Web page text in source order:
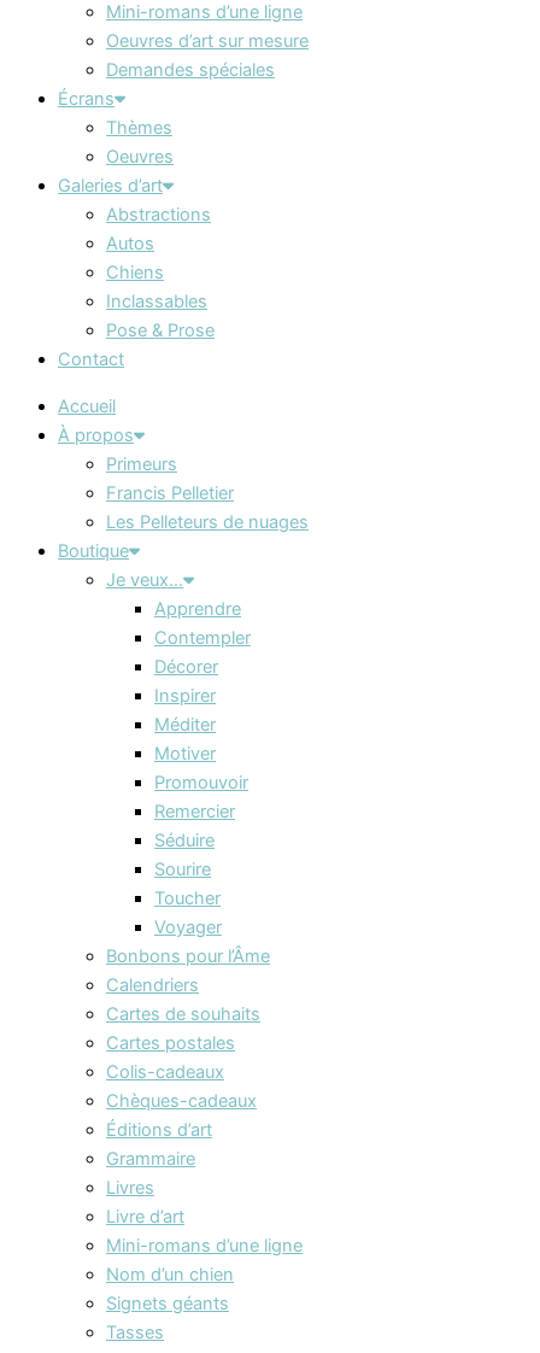
Mini-romans d’une ligne
Oeuvres d’art sur mesure
Demandes spéciales
Écrans
Thèmes
Oeuvres
Galeries d’art
Abstractions
Autos
Chiens
Inclassables
Pose & Prose
Contact
Accueil
À propos
Primeurs
Francis Pelletier
Les Pelleteurs de nuages
Boutique
Je veux…
Apprendre
Contempler
Décorer
Inspirer
Méditer
Motiver
Promouvoir
Remercier
Séduire
Sourire
Toucher
Voyager
Bonbons pour l’Âme
Calendriers
Cartes de souhaits
Cartes postales
Colis-cadeaux
Chèques-cadeaux
Éditions d’art
Grammaire
Livres
Livre d’art
Mini-romans d’une ligne
Nom d’un chien
Signets géants
Tasses